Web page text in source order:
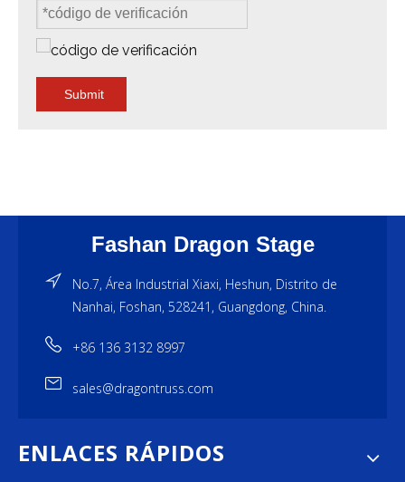
Submit
Fashan Dragon Stage
No.7, Área Industrial Xiaxi, Heshun, Distrito de
Nanhai, Foshan, 528241, Guangdong, China.
+86 136 3132 8997
sales@dragontruss.com
ENLACES RÁPIDOS